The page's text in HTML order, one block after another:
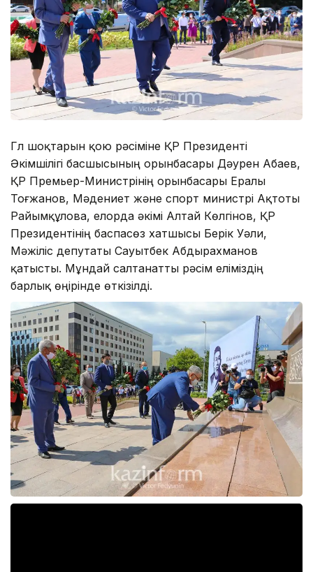
Гүл шоқтарын қою рәсіміне ҚР Президенті
Әкімшілігі басшысының орынбасары Дәурен Абаев,
ҚР Премьер-Министрінің орынбасары Ералы
Тоғжанов, Мәдениет және спорт министрі Ақтоты
Райымқұлова, елорда әкімі Алтай Көлгінов, ҚР
Президентінің баспасөз хатшысы Берік Уәли,
Мәжіліс депутаты Сауытбек Абдырахманов
қатысты. Мұндай салтанатты рәсім еліміздің
барлық өңірінде өткізілді.